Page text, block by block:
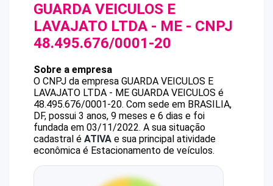
GUARDA VEICULOS E
LAVAJATO LTDA - ME - CNPJ
48.495.676/0001-20
Sobre a empresa
O CNPJ da empresa GUARDA VEICULOS E
LAVAJATO LTDA - ME GUARDA VEICULOS é
48.495.676/0001-20. Com sede em BRASILIA,
DF, possui 3 anos, 9 meses e 6 dias e foi
fundada em 03/11/2022. A sua situação
cadastral é ATIVA e sua principal atividade
econômica é Estacionamento de veículos.